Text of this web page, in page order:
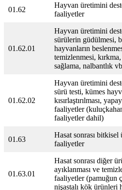
01.62
Hayvan üretimini
faaliyetler
01.62.01
Hayvan üretimini
sürülerin güdülmesi,
hayvanların
temizlenmesi,
sağlama, nalbantlık
01.62.02
Hayvan üretimini
sürü testi, kümes
kısırlaştırılması,
faaliyetler
faaliyetler dahil)
01.63
Hasat sonrası
faaliyetler
01.63.01
Hasat sonrası diğer
ayıklanması ve
faaliyetler (pamuğun
nişastalı kök ürünleri